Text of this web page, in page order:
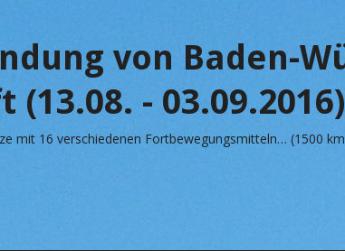
von Baden-
- 03.09.2016)
mit 16 verschiedenen Fortbewegungsmitteln… (1500